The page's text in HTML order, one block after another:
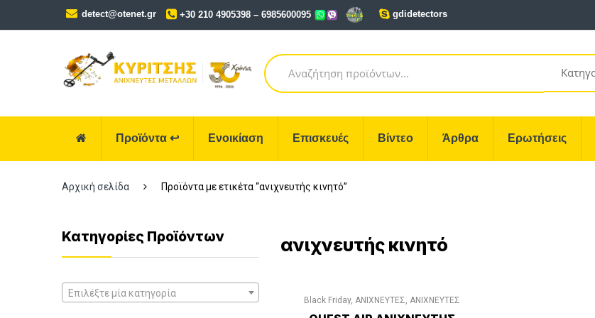
detect@otenet.gr +30 210 4905398 – 6985600095 gdidetectors
Search
for:
Προϊόντα ↩ Ενοικίαση Επισκευές Βίντεο Άρθρα Ερωτήσεις
Αρχική σελίδα Προϊόντα με ετικέτα “ανιχνευτής κινητό”
ανιχνευτής κινητό
Black Friday, ΑΝΙΧΝΕΥΤΕΣ
ΑΝΙΧΝΕΥΤΕΣ
Κατηγορίες Προϊόντων
Επιλέξτε μία κατηγορία